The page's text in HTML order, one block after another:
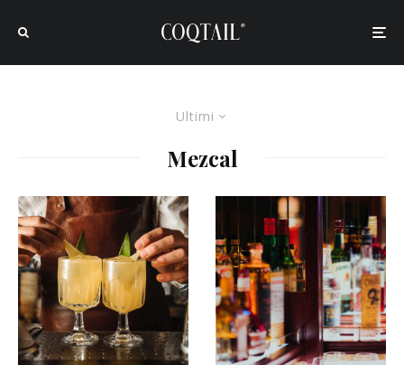
Ultimi
Mezcal